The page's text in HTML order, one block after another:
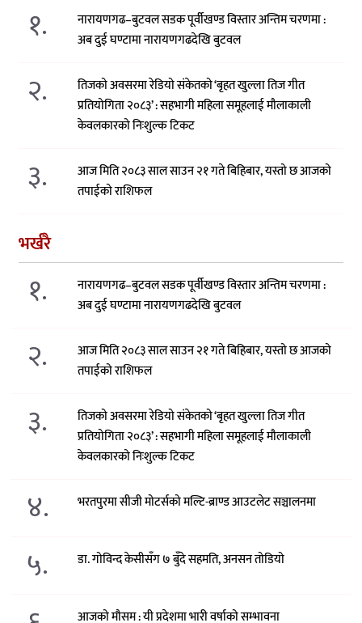
१.
नारायणगढ–बुटवल सडक पूर्वीखण्ड विस्तार अन्तिम चरणमा :
अब दुई घण्टामा नारायणगढदेखि बुटवल
२.
तिजको अवसरमा रेडियो संकेतको ‘बृहत खुल्ला तिज गीत
प्रतियोगिता २०८३’ : सहभागी महिला समूहलाई मौलाकाली
केवलकारको निःशुल्क टिकट
३.
आज मिति २०८३ साल साउन २१ गते बिहिबार, यस्तो छ आजको
तपाईको राशिफल
भर्खरै
१.
नारायणगढ–बुटवल सडक पूर्वीखण्ड विस्तार अन्तिम चरणमा :
अब दुई घण्टामा नारायणगढदेखि बुटवल
२.
आज मिति २०८३ साल साउन २१ गते बिहिबार, यस्तो छ आजको
तपाईको राशिफल
३.
तिजको अवसरमा रेडियो संकेतको ‘बृहत खुल्ला तिज गीत
प्रतियोगिता २०८३’ : सहभागी महिला समूहलाई मौलाकाली
केवलकारको निःशुल्क टिकट
४. भरतपुरमा सीजी मोटर्सको मल्टि-ब्राण्ड आउटलेट सञ्चालनमा
५. डा. गोविन्द केसीसँग ७ बुँदे सहमति, अनसन तोडियो
आजको मौसम : यी प्रदेशमा भारी वर्षाको सम्भावना